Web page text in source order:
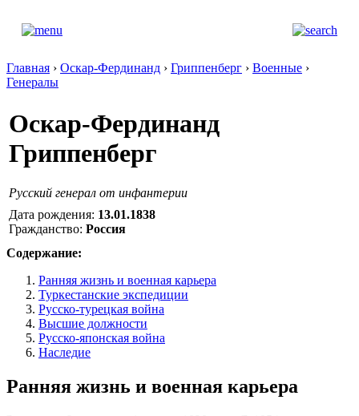
Главная › Оскар-Фердинанд › Гриппенберг › Военные ›
Генералы
Оскар-Фердинанд
Гриппенберг
Русский генерал от инфантерии
Дата рождения: 13.01.1838
Гражданство: Россия
Содержание:
Ранняя жизнь и военная карьера
Туркестанские экспедиции
Русско-турецкая война
Высшие должности
Русско-японская война
Наследие
Ранняя жизнь и военная карьера